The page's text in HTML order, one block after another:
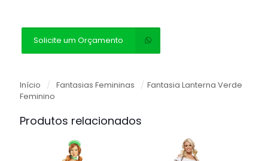
Solicite um Orçamento
Início / Fantasias Femininas / Fantasia Lanterna Verde
Feminino
Produtos relacionados